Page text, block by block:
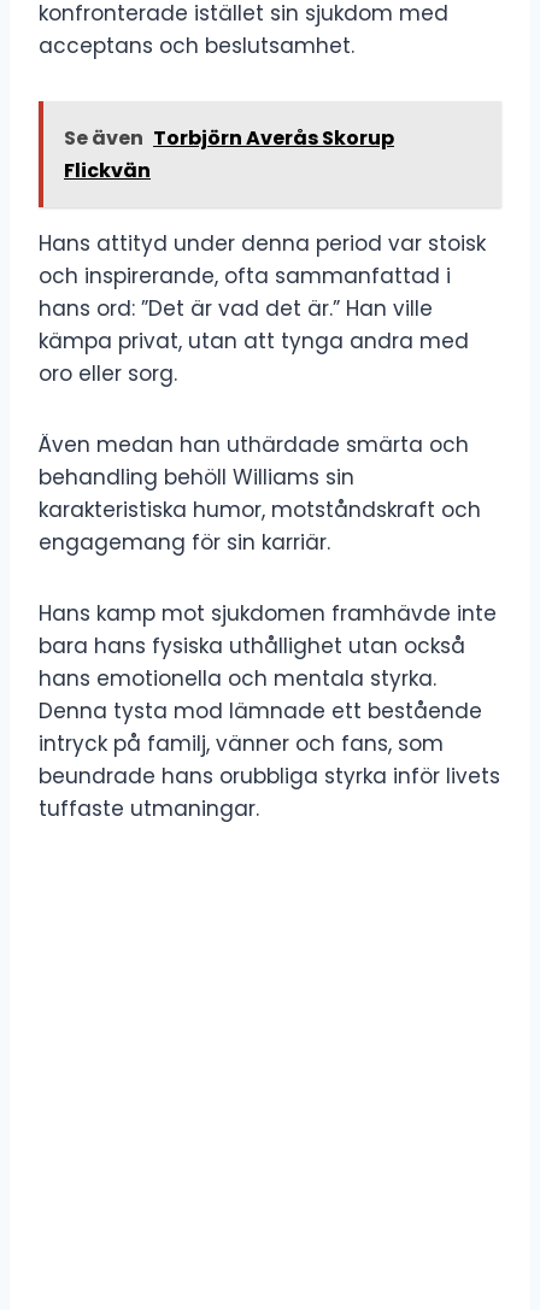
konfronterade istället sin sjukdom med
acceptans och beslutsamhet.
Se även Torbjörn Averås Skorup
Flickvän
Hans attityd under denna period var stoisk
och inspirerande, ofta sammanfattad i
hans ord: ”Det är vad det är.” Han ville
kämpa privat, utan att tynga andra med
oro eller sorg.
Även medan han uthärdade smärta och
behandling behöll Williams sin
karakteristiska humor, motståndskraft och
engagemang för sin karriär.
Hans kamp mot sjukdomen framhävde inte
bara hans fysiska uthållighet utan också
hans emotionella och mentala styrka.
Denna tysta mod lämnade ett bestående
intryck på familj, vänner och fans, som
beundrade hans orubbliga styrka inför livets
tuffaste utmaningar.